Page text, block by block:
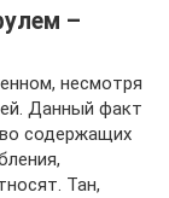
–
несмотря
Данный факт
содержащих
Тан,